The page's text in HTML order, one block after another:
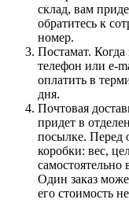
склад, вам
обратитесь к
номер.
Постамат. Когда
телефон или e-
оплатить в
дня.
Почтовая
придет в
посылке. Перед
коробки: вес,
самостоятельно
Один заказ
его стоимость